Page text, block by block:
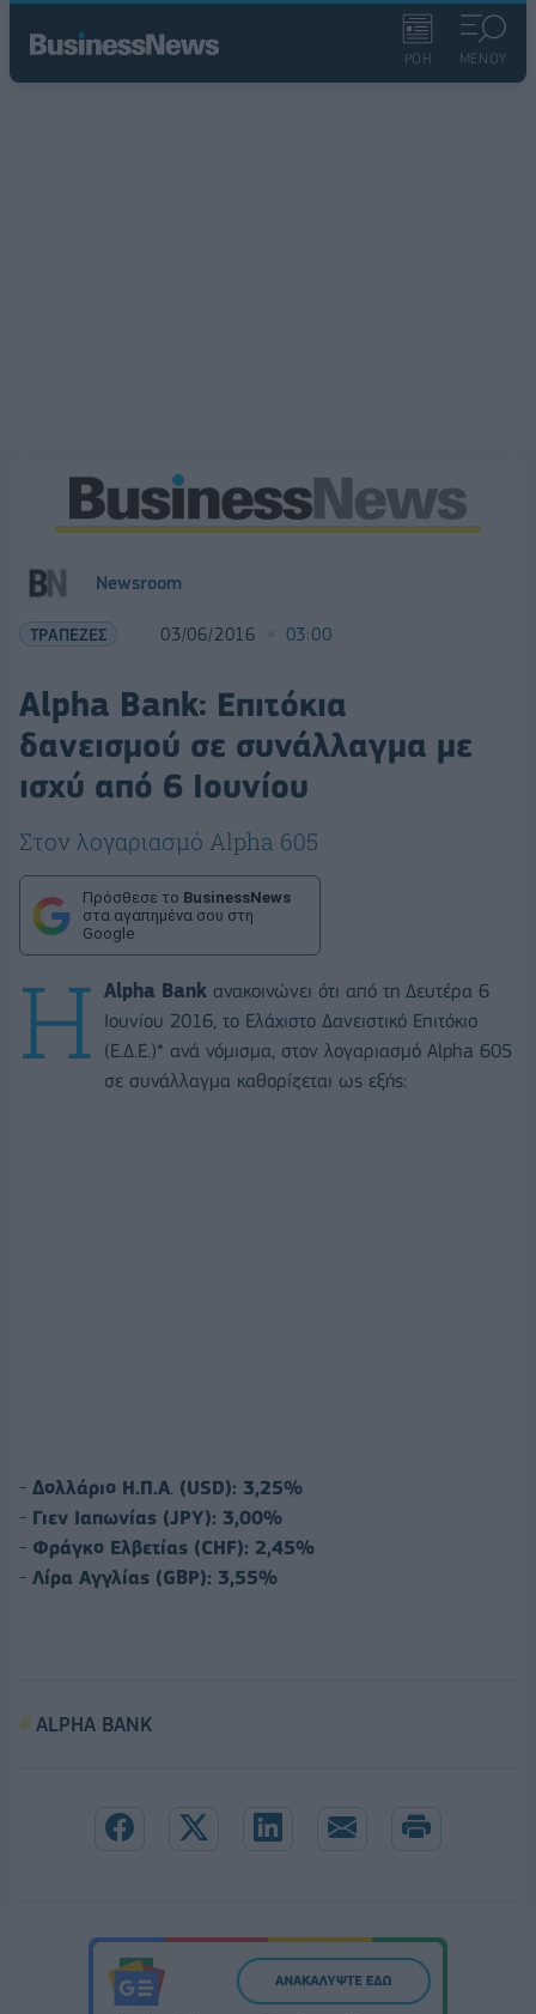
ΡΟΗ ΜΕΝΟΥ
Newsroom
ΤΡΑΠΕΖΕΣ 03/06/2016 03:00
Alpha Bank: Επιτόκια
δανεισμού σε συνάλλαγμα με
ισχύ από 6 Ιουνίου
Στον λογαριασμό Alpha 605
Πρόσθεσε το BusinessNews
στα αγαπημένα σου στη
Google
Η Alpha Bank ανακοινώνει ότι από τη Δευτέρα 6
Ιουνίου 2016, το Ελάχιστο Δανειστικό Επιτόκιο
(Ε.Δ.Ε.)* ανά νόμισμα, στον λογαριασμό Alpha 605
σε συνάλλαγμα καθορίζεται ως εξής:
- Δολλάριο Η.Π.Α. (USD): 3,25%
- Γιεν Ιαπωνίας (JPY): 3,00%
- Φράγκο Ελβετίας (CHF): 2,45%
- Λίρα Αγγλίας (GBP): 3,55%
ALPHA BANK